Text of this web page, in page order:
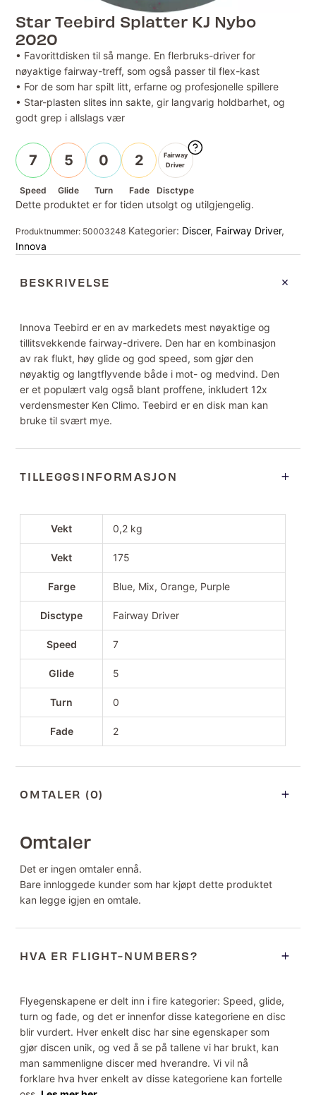
Star Teebird Splatter KJ Nybo
2020
• Favorittdisken til så mange. En flerbruks-driver for
nøyaktige fairway-treff, som også passer til flex-kast
• For de som har spilt litt, erfarne og profesjonelle spillere
• Star-plasten slites inn sakte, gir langvarig holdbarhet, og
godt grep i allslags vær
7
Speed
5
Glide
0
Turn
2
Fade
Fairway
Driver
Disctype
Dette produktet er for tiden utsolgt og utilgjengelig.
Produktnummer: 50003248 Kategorier: Discer, Fairway Driver,
Innova
BESKRIVELSE
Innova Teebird er en av markedets mest nøyaktige og
tillitsvekkende fairway-drivere. Den har en kombinasjon
av rak flukt, høy glide og god speed, som gjør den
nøyaktig og langtflyvende både i mot- og medvind. Den
er et populært valg også blant proffene, inkludert 12x
verdensmester Ken Climo. Teebird er en disk man kan
bruke til svært mye.
TILLEGGSINFORMASJON
Vekt 0,2 kg
Vekt 175
Farge Blue, Mix, Orange, Purple
Disctype Fairway Driver
Speed 7
Glide 5
Turn 0
Fade 2
OMTALER (0)
Omtaler
Det er ingen omtaler ennå.
Bare innloggede kunder som har kjøpt dette produktet
kan legge igjen en omtale.
HVA ER FLIGHT-NUMBERS?
Flyegenskapene er delt inn i fire kategorier: Speed, glide,
turn og fade, og det er innenfor disse kategoriene en disc
blir vurdert. Hver enkelt disc har sine egenskaper som
gjør discen unik, og ved å se på tallene vi har brukt, kan
man sammenligne discer med hverandre. Vi vil nå
forklare hva hver enkelt av disse kategoriene kan fortelle